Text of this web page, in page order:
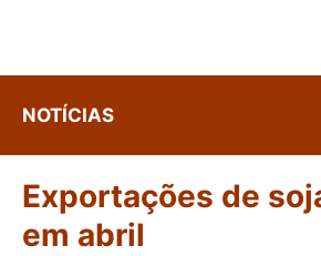
NOTÍCIAS
Exportações de
em abril